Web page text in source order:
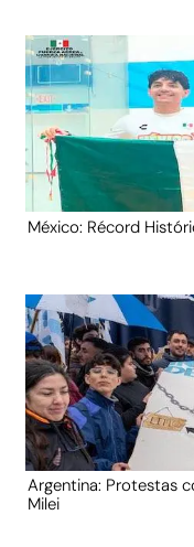
México: Récord
Argentina: Protestas
Milei